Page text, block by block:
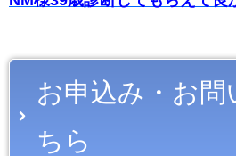
お申込み・お問
ちら